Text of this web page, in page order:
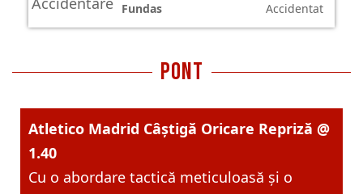
Fundas
Accidentat
pont
Atletico Madrid Câștigă Oricare Repriză @
1.40
Cu o abordare tactică meticuloasă și o